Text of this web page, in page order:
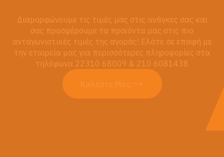
Διαμορφώνουμε τις τιμές μας στις ανάγκες σας και
σας προσφέρουμε τα προϊόντα μας στις πιο
ανταγωνιστικές τιμές της αγοράς! Ελάτε σε επαφή με
την εταιρεία μας για περισσότερες πληροφορίες στα
τηλέφωνα 22310 68009 & 210 6081438
Καλέστε Μας